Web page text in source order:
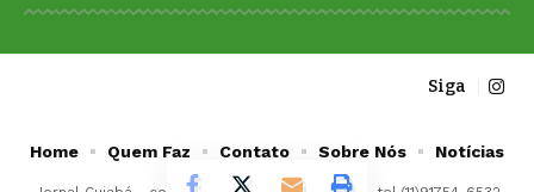
Siga
Home Quem Faz Contato Sobre Nós Notícias